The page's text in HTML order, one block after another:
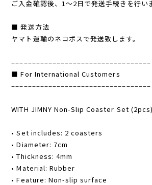
ご入金確認後、1～2日で発送手続きを行い
■ 発送方法
ヤマト運輸のネコポスで発送致します。
––––––––––––––––––––––––––––––––––
■ For International Customers
––––––––––––––––––––––––––––––––––
WITH JIMNY Non-Slip Coaster Set (2pcs)
• Set includes: 2 coasters
• Diameter: 7cm
• Thickness: 4mm
• Material: Rubber
• Feature: Non-slip surface